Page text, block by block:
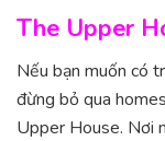
The Upper
Nếu bạn muốn có
đừng bỏ qua
Upper House. Nơi